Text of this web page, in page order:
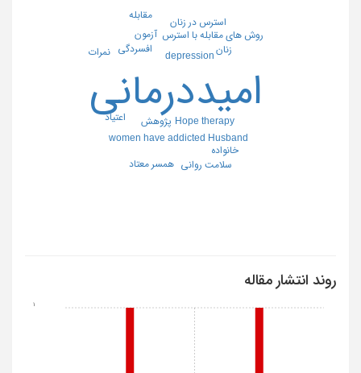
امیددرمانی
depression
Hope therapy
women have addicted Husband
افسردگی
روش های مقابله با استرس آزمون
استرس در زنان
اعتیاد پژوهش
خانواده
زنان
سلامت روانی
مقابله
نمرات
همسر معتاد
روند انتشار مقاله
1